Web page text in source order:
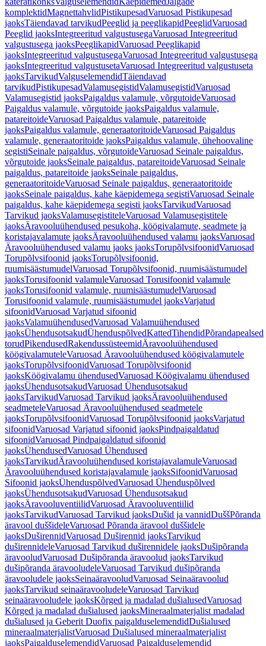
komplektidMagnettahvlidPistikupesadVaruosad Pistikupesad
jaoksTäiendavad tarvikudPeeglid ja peeglikapidPeeglidVaruosad
Peeglid jaoksIntegreeritud valgustusegaVaruosad Integreeritud
valgustusega jaoksPeeglikapidVaruosad Peeglikapid
jaoksIntegreeritud valgustusegaVaruosad Integreeritud valgustusega
jaoksIntegreeritud valgustusetaVaruosad Integreeritud valgustuseta
jaoksTarvikudValguselemendidTäiendavad
tarvikudPistikupesadValamusegistidValamusegistidVaruosad
Valamusegistid jaoksPaigaldus valamule, võrgutoideVaruosad
Paigaldus valamule, võrgutoide jaoksPaigaldus valamule,
patareitoideVaruosad Paigaldus valamule, patareitoide
jaoksPaigaldus valamule, generaatoritoideVaruosad Paigaldus
valamule, generaatoritoide jaoksPaigaldus valamule, ühehoovaline
segistiSeinale paigaldus, võrgutoideVaruosad Seinale paigaldus,
võrgutoide jaoksSeinale paigaldus, patareitoideVaruosad Seinale
paigaldus, patareitoide jaoksSeinale paigaldus,
generaatoritoideVaruosad Seinale paigaldus, generaatoritoide
jaoksSeinale paigaldus, kahe käepidemega segistiVaruosad Seinale
paigaldus, kahe käepidemega segisti jaoksTarvikudVaruosad
Tarvikud jaoksValamusegistiteleVaruosad Valamusegistitele
jaoksÄravooluühendused pesukoha, köögivalamute, seadmete ja
koristajavalamute jaoksÄravooluühendused valamu jaoksVaruosad
Äravooluühendused valamu jaoks jaoksTorupõlvsifoonidVaruosad
Torupõlvsifoonid jaoksTorupõlvsifoonid,
ruumisäästumudelVaruosad Torupõlvsifoonid, ruumisäästumudel
jaoksTorusifoonid valamuleVaruosad Torusifoonid valamule
jaoksTorusifoonid valamule, ruumisäästumudelVaruosad
Torusifoonid valamule, ruumisäästumudel jaoksVarjatud
sifoonidVaruosad Varjatud sifoonid
jaoksValamuühendusedVaruosad Valamuühendused
jaoksÜhendusotsakudÜhenduspõlvedKattedTihendidPõrandapealsed
torudPikendusedRakendussüsteemidÄravooluühendused
köögivalamuteleVaruosad Äravooluühendused köögivalamutele
jaoksTorupõlvsifoonidVaruosad Torupõlvsifoonid
jaoksKöögivalamu ühendusedVaruosad Köögivalamu ühendused
jaoksÜhendusotsakudVaruosad Ühendusotsakud
jaoksTarvikudVaruosad Tarvikud jaoksÄravooluühendused
seadmeteleVaruosad Äravooluühendused seadmetele
jaoksTorupõlvsifoonidVaruosad Torupõlvsifoonid jaoksVarjatud
sifoonidVaruosad Varjatud sifoonid jaoksPindpaigaldatud
sifoonidVaruosad Pindpaigaldatud sifoonid
jaoksÜhendusedVaruosad Ühendused
jaoksTarvikudÄravooluühendused koristajavalamuleVaruosad
Äravooluühendused koristajavalamule jaoksSifoonidVaruosad
Sifoonid jaoksÜhenduspõlvedVaruosad Ühenduspõlved
jaoksÜhendusotsakudVaruosad Ühendusotsakud
jaoksÄravooluventiilidVaruosad Äravooluventiilid
jaoksTarvikudVaruosad Tarvikud jaoksDušid ja vannidDuššPõranda
äravool duššideleVaruosad Põranda äravool duššidele
jaoksDuširennidVaruosad Duširennid jaoksTarvikud
duširennideleVaruosad Tarvikud duširennidele jaoksDušipõranda
äravooludVaruosad Dušipõranda äravoolud jaoksTarvikud
dušipõranda äravooludeleVaruosad Tarvikud dušipõranda
äravooludele jaoksSeinaäravooludVaruosad Seinaäravoolud
jaoksTarvikud seinaäravooludeleVaruosad Tarvikud
seinaäravooludele jaoksKõrged ja madalad dušialusedVaruosad
Kõrged ja madalad dušialused jaoksMineraalmaterjalist madalad
dušialused ja Geberit Duofix paigalduselemendidDušialused
mineraalmaterjalistVaruosad Dušialused mineraalmaterjalist
jaoksPaigalduselemendidVaruosad Paigalduselemendid